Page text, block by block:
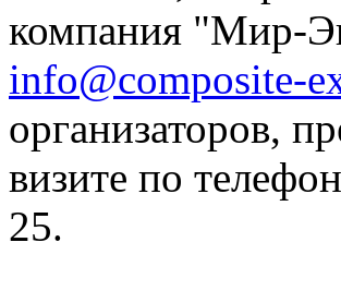
компания "Мир-
info@composite-
организаторов,
визите по
25.